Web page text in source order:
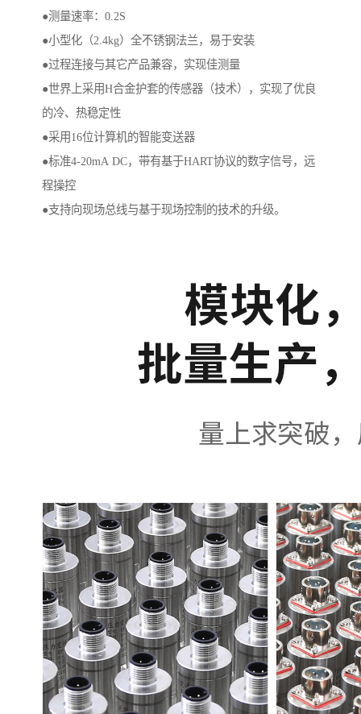
●测量速率：0.2S
●小型化（2.4kg）全不锈钢法兰，易于安装
●过程连接与其它产品兼容，实现佳测量
●世界上采用H合金护套的传感器（技术），实现了优良
的冷、热稳定性
●采用16位计算机的智能变送器
●标准4-20mA DC，带有基于HART协议的数字信号，远
程操控
●支持向现场总线与基于现场控制的技术的升级。